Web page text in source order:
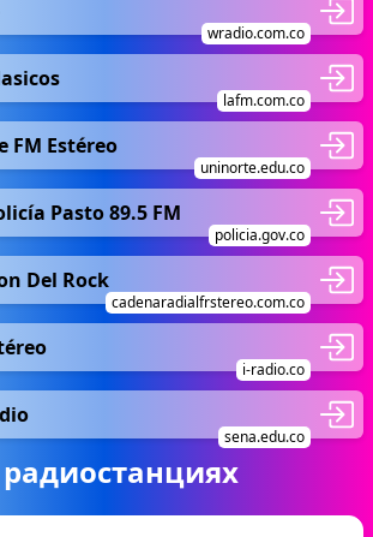
wradio.com.co
lafm.com.co
FM Estéreo
uninorte.edu.co
Pasto 89.5 FM
policia.gov.co
Del Rock
cadenaradialfrstereo.com.co
i-radio.co
sena.edu.co